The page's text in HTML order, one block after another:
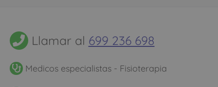
Llamar al 699 236 698
Medicos especialistas - Fisioterapia